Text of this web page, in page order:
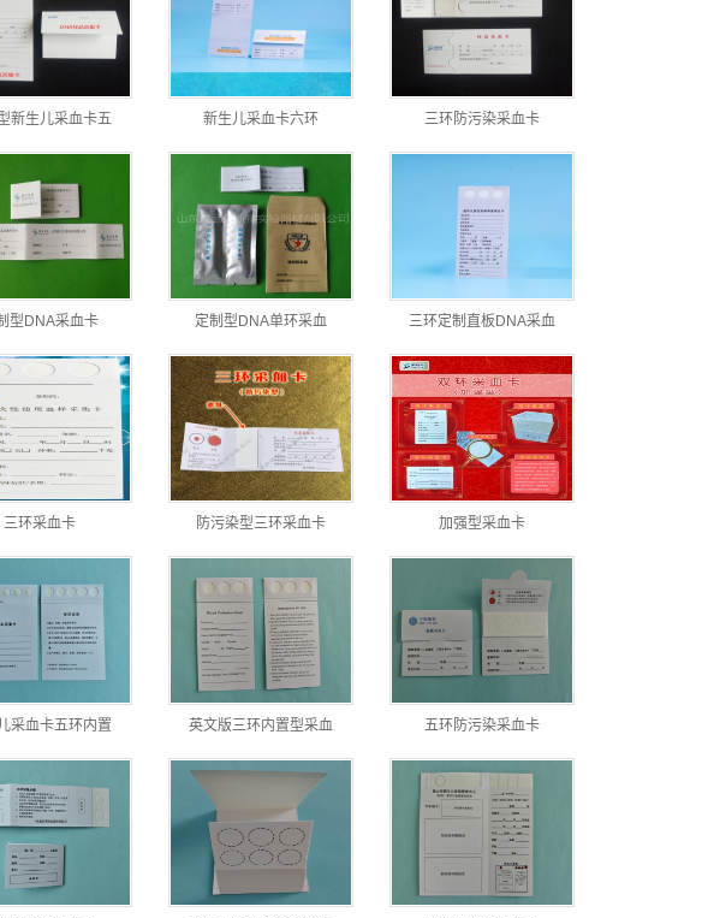
新生儿采血卡五 新生儿采血卡六环 三环防污染采血卡
型DNA采血卡 定制型DNA单环采血 三环定制直板DNA采血
三环采血卡 防污染型三环采血卡 加强型采血卡
采血卡五环内置 英文版三环内置型采血 五环防污染采血卡